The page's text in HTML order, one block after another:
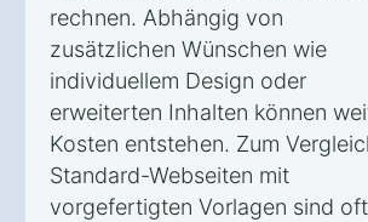
rechnen. Abhängig von
zusätzlichen Wünschen wie
individuellem Design oder
erweiterten Inhalten können
Kosten entstehen. Zum
Standard-Webseiten mit
vorgefertigten Vorlagen sind oft